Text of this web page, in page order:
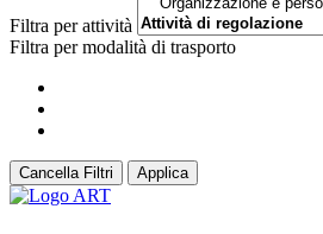
Filtra per attività
Filtra per modalità di trasporto
Cancella Filtri Applica